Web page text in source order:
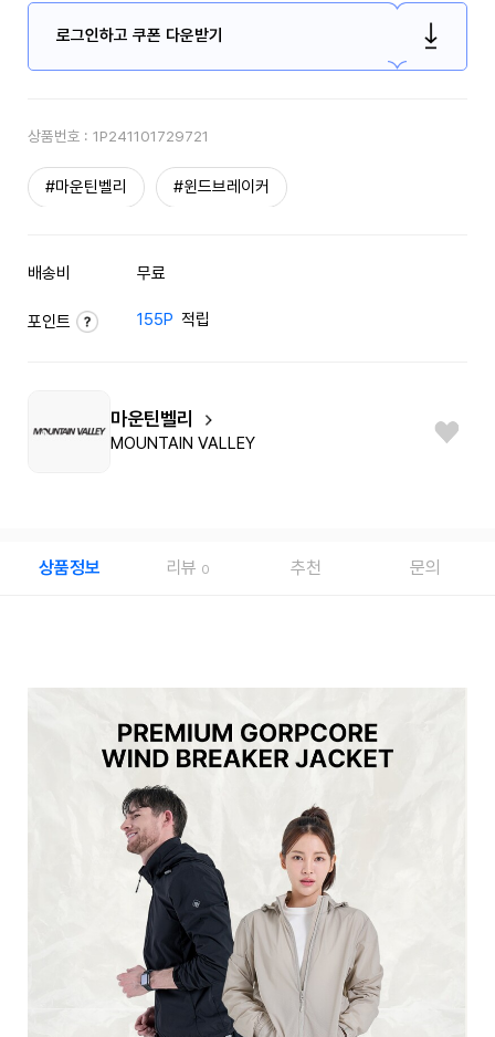
로그인하고 쿠폰 다운받기
상품번호 : 1P241101729721
#마운틴벨리 #윈드브레이커
배송비 무료
포인트 155P 적립
마운틴벨리
MOUNTAIN VALLEY
상품정보 리뷰 0 추천 문의